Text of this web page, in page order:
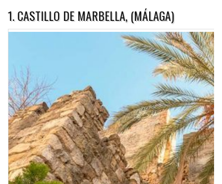
1. CASTILLO DE MARBELLA, (MÁLAGA)